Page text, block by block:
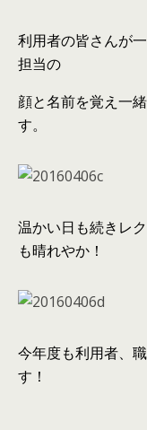
利用者の皆さんが
担当の
顔と名前を覚え一
す。
温かい日も続きレ
も晴れやか！
今年度も利用者、
す！